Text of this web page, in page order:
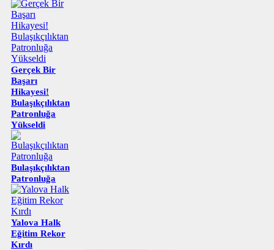
Gerçek Bir
Başarı
Hikayesi!
Bulaşıkçılıktan
Patronluğa
Yükseldi
Bulaşıkçılıktan
Patronluğa
Yalova Halk
Eğitim Rekor
Kırdı